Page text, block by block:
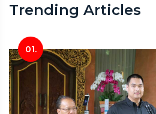
Trending Articles
01.